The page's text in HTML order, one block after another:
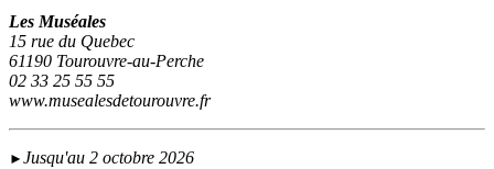
Les Muséales
15 rue du Quebec
61190 Tourouvre-au-Perche
02 33 25 55 55
www.musealesdetourouvre.fr
► Jusqu'au 2 octobre 2026